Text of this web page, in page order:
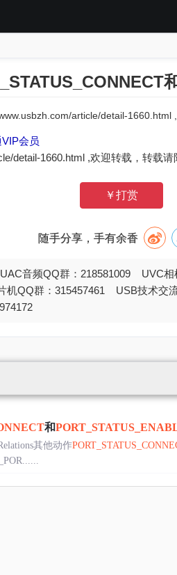
article/detail-1660.html
会员
detail-1660.html ,欢迎转载，转载请
￥打赏
随手分享，手有余香
音频QQ群：218581009 UVC
QQ群：315457461 USB技术交
和
其他动作